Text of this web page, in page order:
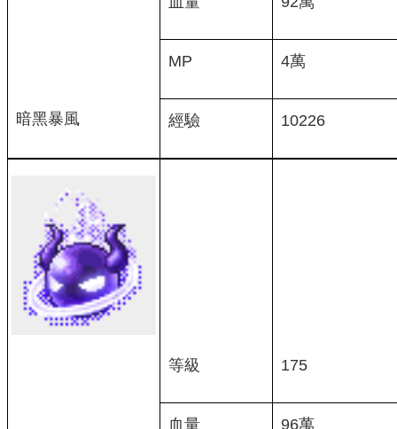
暗黑暴風
MP 4萬
經驗 10226
等級 175
血量 96萬